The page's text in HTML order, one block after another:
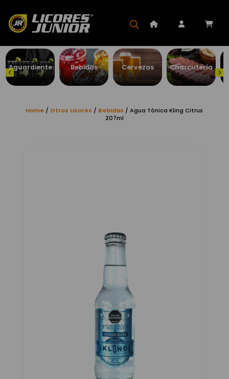
Aguardiente Bebidas Cervezas Charcutería
Home / Otros Licores / Bebidas / Agua Tónica Kling Citrus
207ml